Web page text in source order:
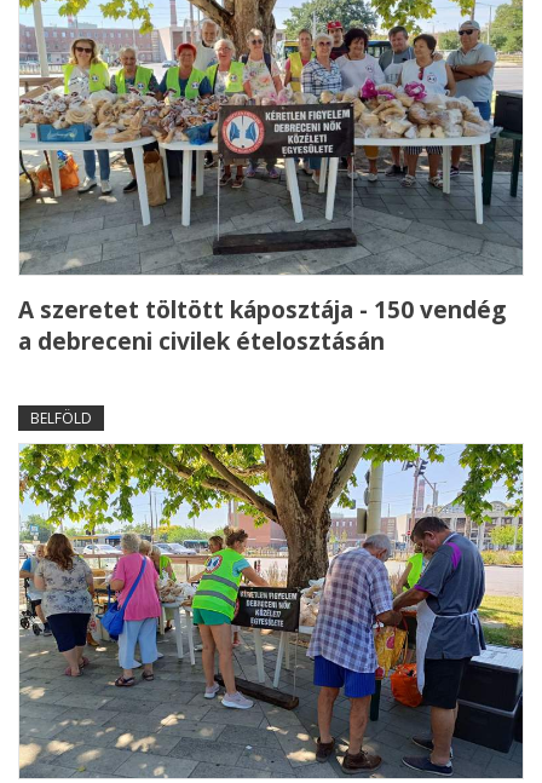
A szeretet töltött káposztája - 150 vendég
a debreceni civilek ételosztásán
BELFÖLD